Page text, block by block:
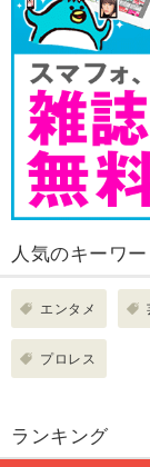
人気のキーワー
エンタメ
プロレス
ランキング